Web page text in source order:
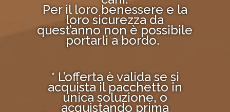
Per il loro benessere e la
loro sicurezza da
quest’anno non è possibile
portarli a bordo.
* L’offerta è valida se si
acquista il pacchetto in
unica soluzione, o
acquistando prima